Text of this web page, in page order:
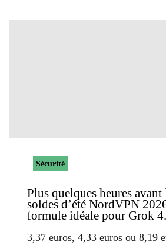
Sécurité
Plus quelques heures
soldes d’été NordVPN
formule idéale pour Grok
3,37 euros, 4,33 euros ou 8,19